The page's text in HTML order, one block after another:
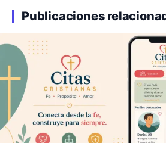
Publicaciones